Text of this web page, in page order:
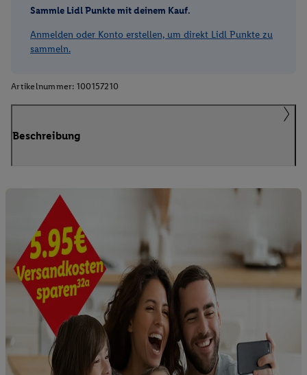
Sammle Lidl Punkte mit deinem Kauf.
Anmelden oder Konto erstellen, um direkt Lidl Punkte zu
sammeln.
Artikelnummer: 100157210
Beschreibung